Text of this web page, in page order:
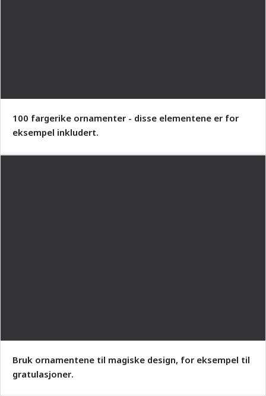
100 fargerike ornamenter - disse elementene er for
eksempel inkludert.
Bruk ornamentene til magiske design, for eksempel til
gratulasjoner.